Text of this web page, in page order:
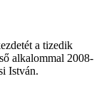
a tizedik
alkalommal 2008-
István.